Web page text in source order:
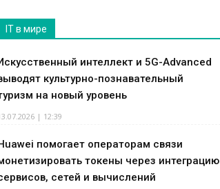
IT в мире
интеллект и 5G-Advanced
культурно-познавательный
на новый уровень
| 12:39
помогает операторам связи
токены через интеграцию
сетей и вычислений